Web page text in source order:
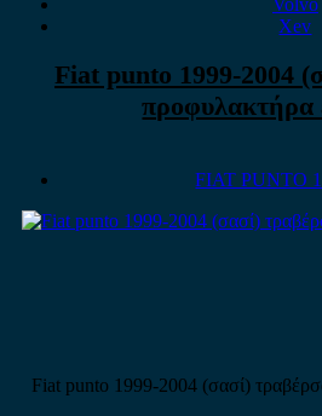
Volvo
Xev
Fiat punto 1999-2004
προφυλακτήρα
FIAT PUNTO
Fiat punto 1999-2004 (σασί)